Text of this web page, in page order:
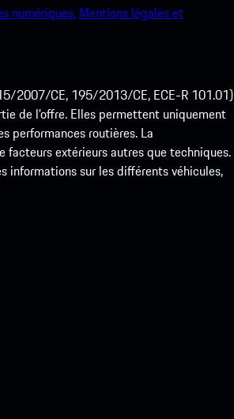
numériques. Mentions légales et
2007/CE, 195/2013/CE, ECE-R 101.01)
de l’offre. Elles permettent uniquement
performances routières. La
facteurs extérieurs autres que techniques.
informations sur les différents véhicules,